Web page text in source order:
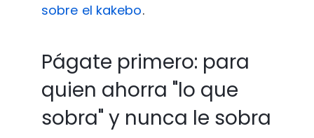
sobre el kakebo.
Págate primero: para
quien ahorra "lo que
sobra" y nunca le sobra